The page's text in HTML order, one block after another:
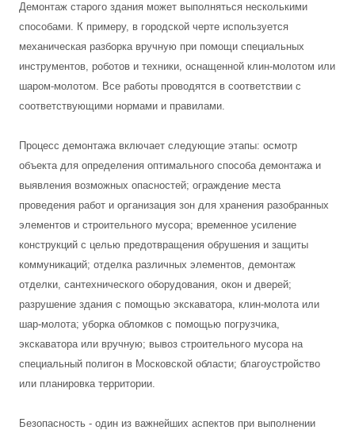
Демонтаж старого здания может выполняться несколькими
способами. К примеру, в городской черте используется
механическая разборка вручную при помощи специальных
инструментов, роботов и техники, оснащенной клин-молотом или
шаром-молотом. Все работы проводятся в соответствии с
соответствующими нормами и правилами.
Процесс демонтажа включает следующие этапы: осмотр
объекта для определения оптимального способа демонтажа и
выявления возможных опасностей; ограждение места
проведения работ и организация зон для хранения разобранных
элементов и строительного мусора; временное усиление
конструкций с целью предотвращения обрушения и защиты
коммуникаций; отделка различных элементов, демонтаж
отделки, сантехнического оборудования, окон и дверей;
разрушение здания с помощью экскаватора, клин-молота или
шар-молота; уборка обломков с помощью погрузчика,
экскаватора или вручную; вывоз строительного мусора на
специальный полигон в Московской области; благоустройство
или планировка территории.
Безопасность - один из важнейших аспектов при выполнении